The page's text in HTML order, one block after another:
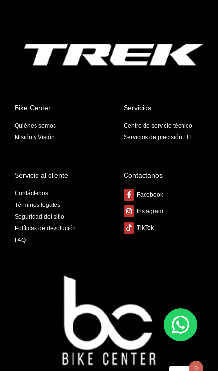
Bike Center
Quiénes somos
Misión y Visión
Servicios
Centro de servicio técnico
Servicios de precisión FIT
Servicio al cliente
Contáctenos
Términos legales
Seguridad del sitio
Políticas de devolución
FAQ
Contáctanos
Facebook
Instagram
TikTok
0